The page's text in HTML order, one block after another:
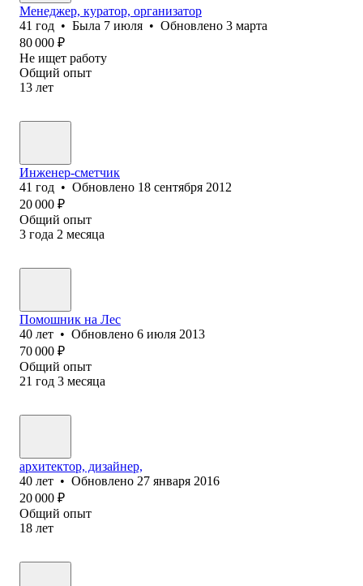
Менеджер, куратор, организатор
41 год • Была 7 июля • Обновлено 3 марта
80 000 ₽
Не ищет работу
Общий опыт
13 лет
Инженер-сметчик
41 год • Обновлено 18 сентября 2012
20 000 ₽
Общий опыт
3 года 2 месяца
Помошник на Лес
40 лет • Обновлено 6 июля 2013
70 000 ₽
Общий опыт
21 год 3 месяца
архитектор, дизайнер,
40 лет • Обновлено 27 января 2016
20 000 ₽
Общий опыт
18 лет